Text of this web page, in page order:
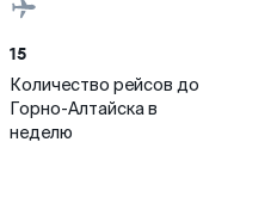
15
Количество рейсов до
Горно-Алтайска в
неделю